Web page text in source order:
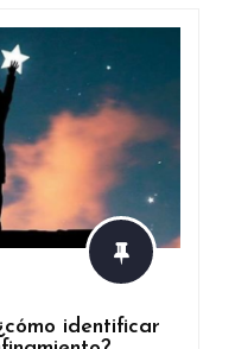
identificar